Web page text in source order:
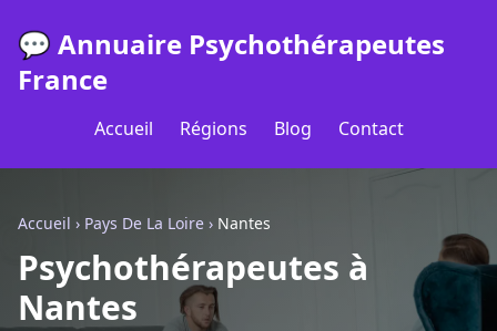
💬 Annuaire Psychothérapeutes
France
Accueil Régions Blog Contact
Accueil › Pays De La Loire › Nantes
Psychothérapeutes à
Nantes